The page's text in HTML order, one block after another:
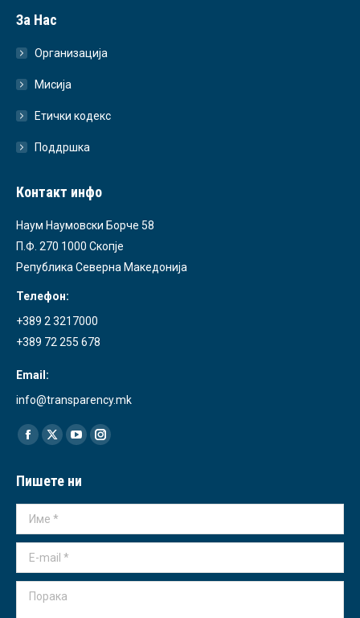
За Нас
Организација
Мисија
Етички кодекс
Поддршка
Контакт инфо
Наум Наумовски Борче 58
П.Ф. 270 1000 Скопје
Република Северна Македонија
Телефон:
+389 2 3217000
+389 72 255 678
Email:
info@transparency.mk
Find us on:
Facebook
opens
in
X
opens
in
YouTube
opens
in
Instagram
in
Пишете ни
Име *
E-mail *
Порака